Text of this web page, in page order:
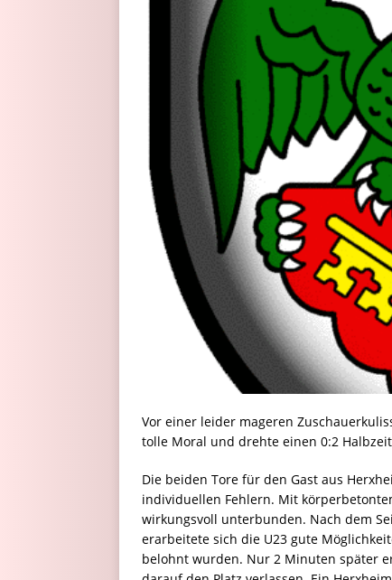
Vor einer leider mageren
tolle Moral und drehte einen 0:2
Die beiden Tore für den Gast aus
individuellen Fehlern. Mit
wirkungsvoll unterbunden. Nach dem
erarbeitete sich die U23 gute
belohnt wurden. Nur 2 Minuten später